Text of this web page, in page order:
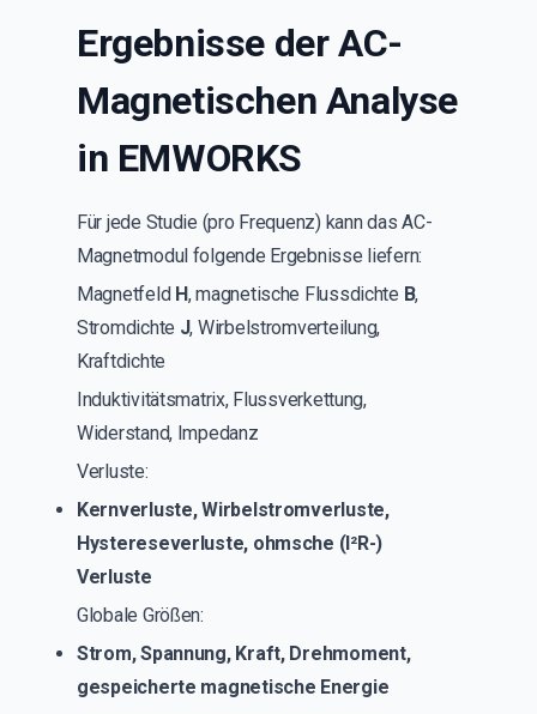
Ergebnisse der AC-
Magnetischen Analyse
in EMWORKS
Für jede Studie (pro Frequenz) kann das AC-
Magnetmodul folgende Ergebnisse liefern:
Magnetfeld H, magnetische Flussdichte B,
Stromdichte J, Wirbelstromverteilung,
Kraftdichte
Induktivitätsmatrix, Flussverkettung,
Widerstand, Impedanz
Verluste:
Kernverluste, Wirbelstromverluste,
Hystereseverluste, ohmsche (I²R-)
Verluste
Globale Größen:
Strom, Spannung, Kraft, Drehmoment,
gespeicherte magnetische Energie